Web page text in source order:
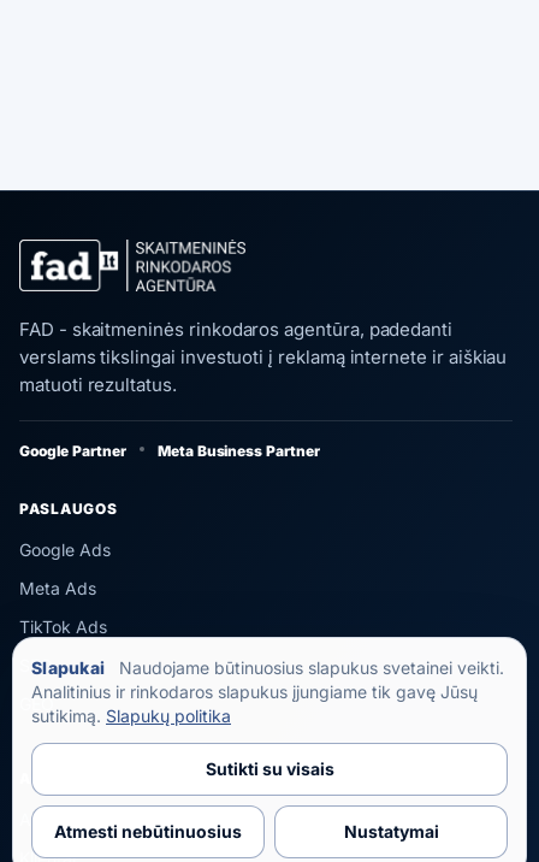
FAD - skaitmeninės rinkodaros agentūra, padedanti
verslams tikslingai investuoti į reklamą internete ir aiškiau
matuoti rezultatus.
Google Partner Meta Business Partner
PASLAUGOS
Google Ads
Meta Ads
TikTok Ads
SEO
GEO
Apie FAD
Klientai
Slapukai
Naudojame būtinuosius slapukus svetainei veikti.
Analitinius ir rinkodaros slapukus įjungiame tik gavę Jūsų
sutikimą. Slapukų politika
Sutikti su visais
Atmesti nebūtinuosius Nustatymai